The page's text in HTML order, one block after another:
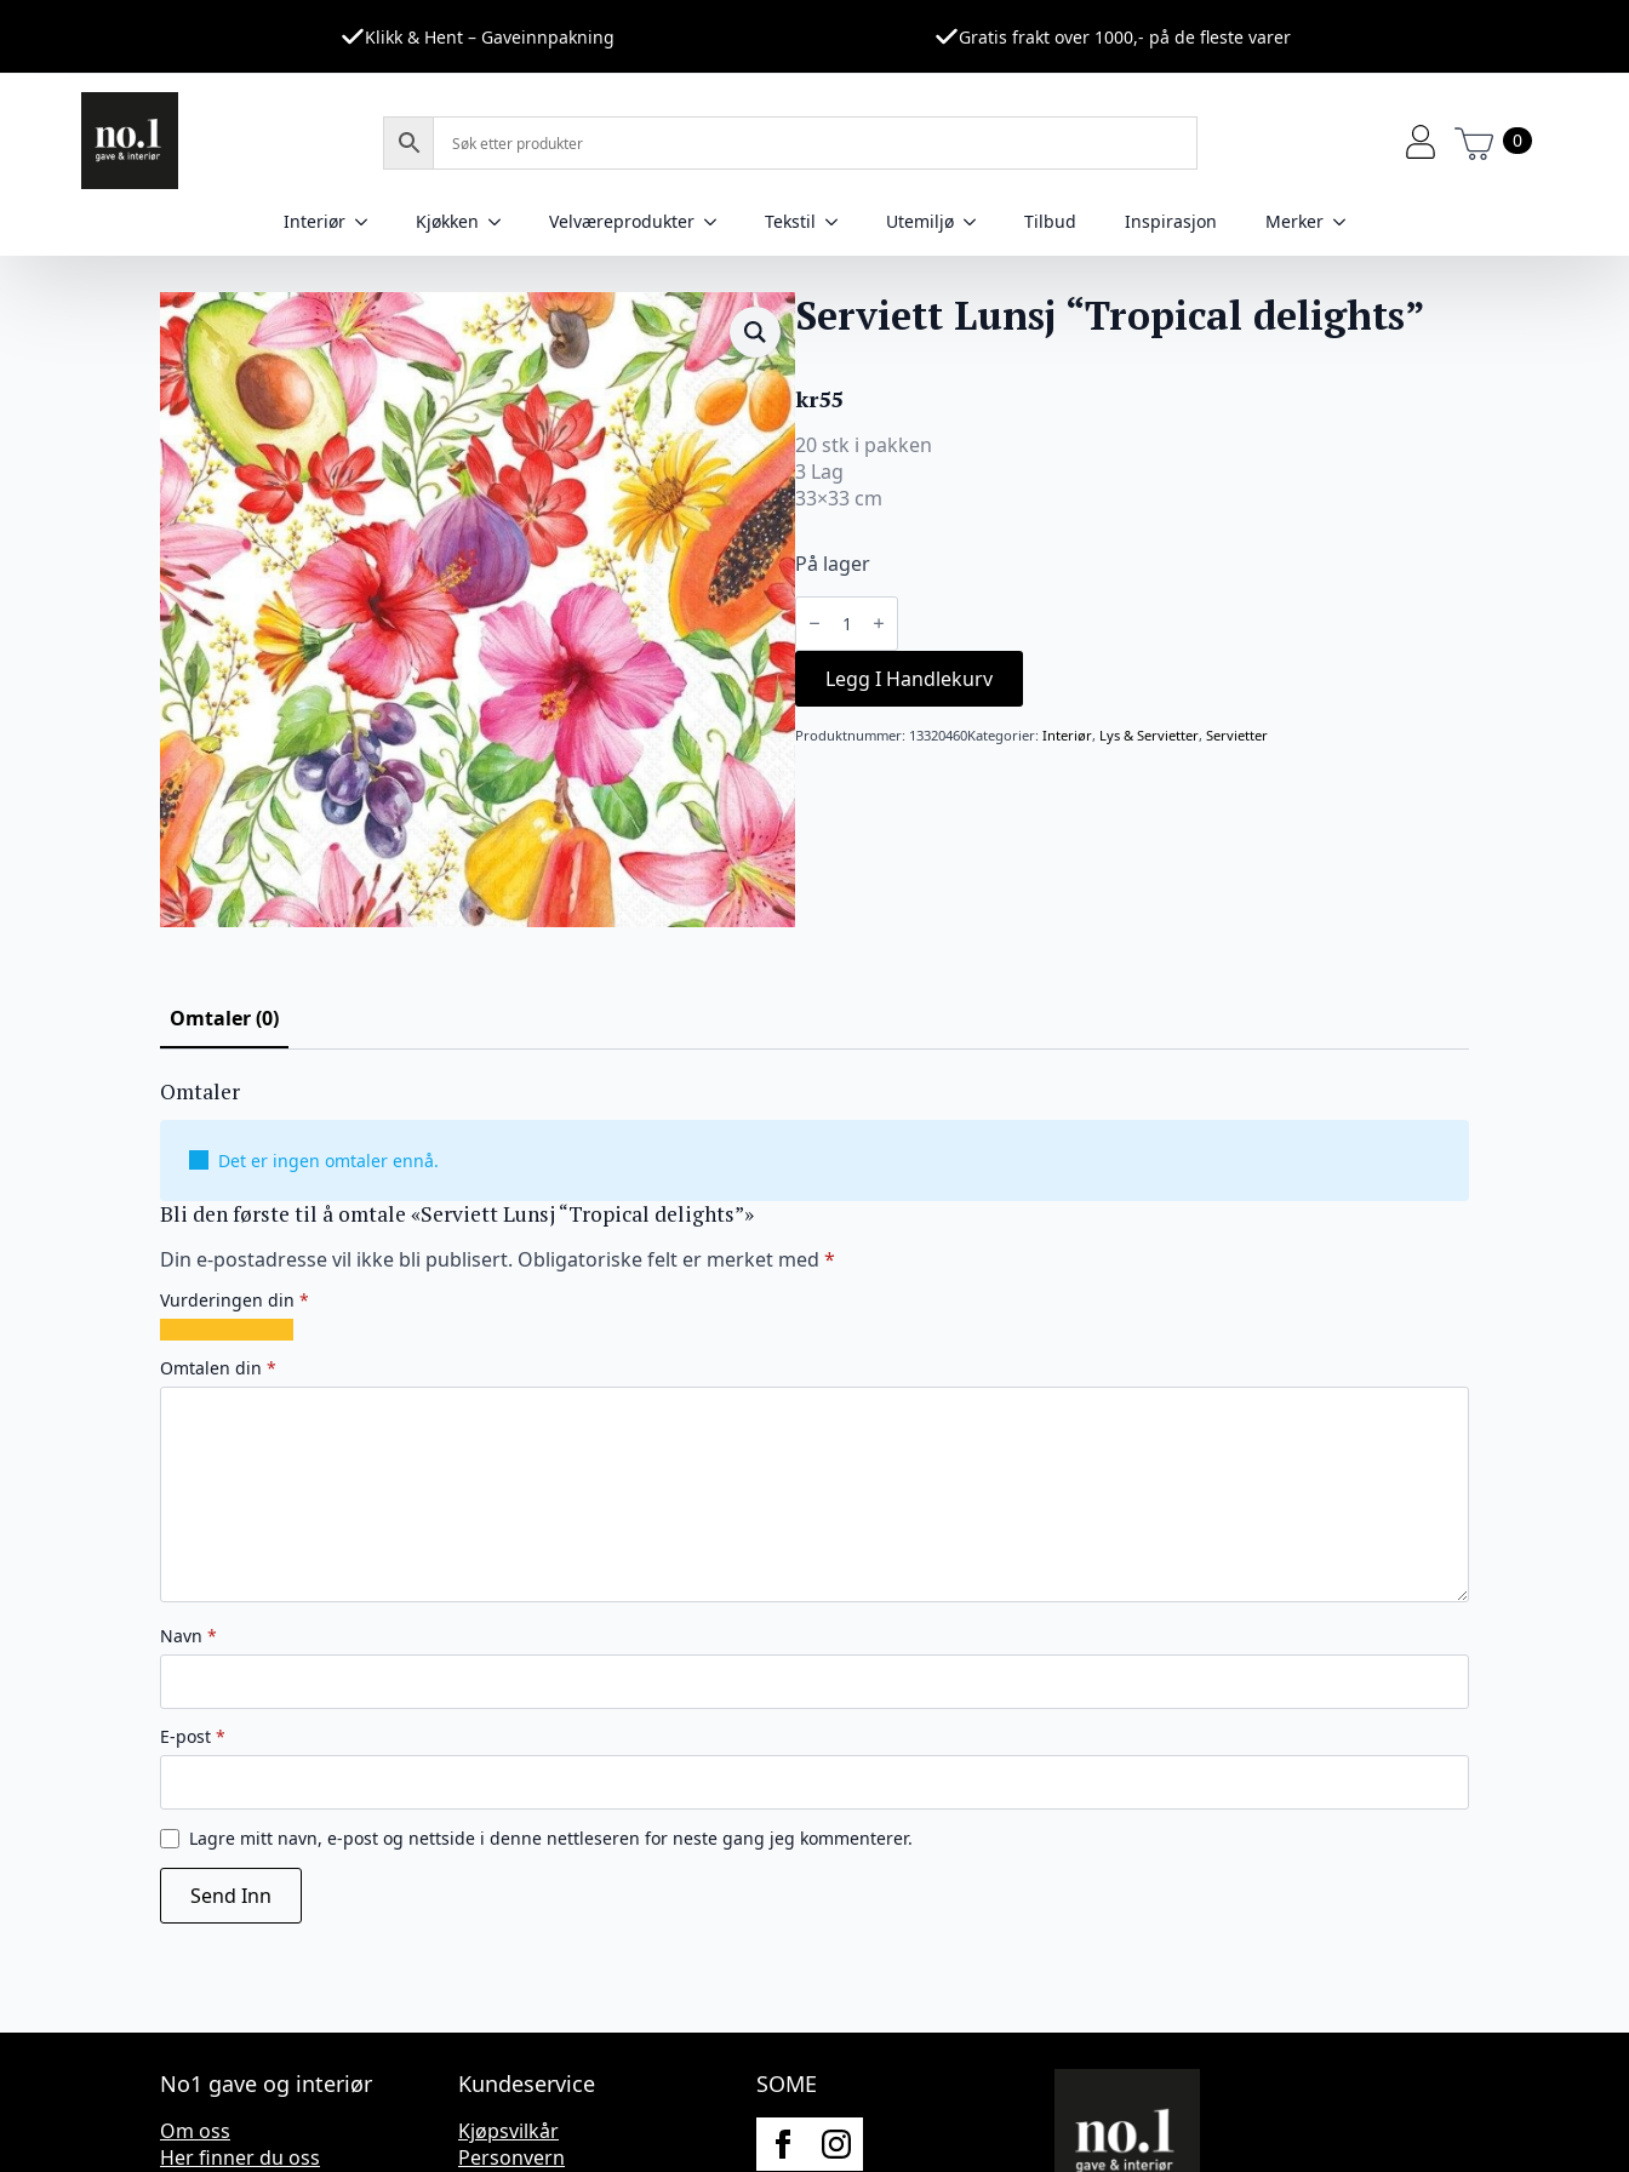
Klikk & Hent – Gaveinnpakning Gratis frakt over 1000,- på de fleste varer
0
Interiør Kjøkken Velværeprodukter Tekstil Utemiljø Tilbud Inspirasjon Merker
Serviett Lunsj “Tropical delights”
kr55
20 stk i pakken
3 Lag
33×33 cm
På lager
Serviett
Lunsj
"Tropical
delights"
antallLegg I Handlekurv
Produktnummer: 13320460Kategorier: Interiør, Lys & Servietter, Servietter
Omtaler (0)
Omtaler
Det er ingen omtaler ennå.
Bli den første til å omtale «Serviett Lunsj “Tropical delights”»
Din e-postadresse vil ikke bli publisert. Obligatoriske felt er merket med *
Vurderingen din *
av
5
av
5
av
5
av
5
av
5
Omtalen din *
Navn *
E-post *
Lagre mitt navn, e-post og nettside i denne nettleseren for neste gang jeg kommenterer.
No1 gave og interiør
Om oss
Her finner du oss
Kundeservice
Kjøpsvilkår
Personvern
SOME